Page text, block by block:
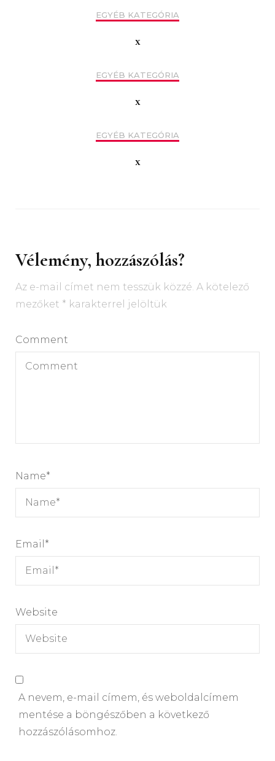
EGYÉB KATEGÓRIA
x
EGYÉB KATEGÓRIA
x
EGYÉB KATEGÓRIA
x
Vélemény, hozzászólás?
Az e-mail címet nem tesszük közzé. A kötelező
mezőket * karakterrel jelöltük
Comment
Name*
Email *
Website
A nevem, e-mail címem, és weboldalcímem
mentése a böngészőben a következő
hozzászólásomhoz.